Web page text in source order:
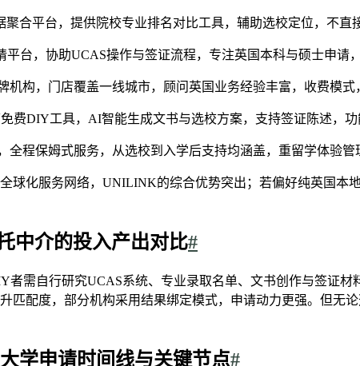
聚合平台，提供院校专业排名对比工具，辅助选校定位，不直
平台，协助UCAS操作与签证流程，专注英国本科与硕士申请
机构，门店覆盖一线城市，顾问英国业务经验丰富，收费模
费DIY工具，AI智能生成文书与选校方案，支持签证陈述，
全程保姆式服务，从选校到入学后支持均涵盖，重留学体验管
球化服务网络，UNILINK的综合优势突出；若偏好纯英国
中介的投入产出对比#
者需自行研究UCAS系统、专业录取名单、文书创作与签证
匹配度，部分机构采用结果绑定模式，申请动力更强。但无
学申请时间线与关键节点#